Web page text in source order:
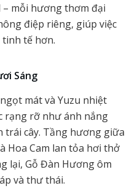
– mỗi hương thơm đại
điệp riêng, giúp việc
tinh tế hơn.
Sáng
mát và Yuzu nhiệt
rạng rỡ như ánh nắng
trái cây. Tầng hương giữa
Hoa Cam lan tỏa hơi thở
lại, Gỗ Đàn Hương ôm
và thư thái.